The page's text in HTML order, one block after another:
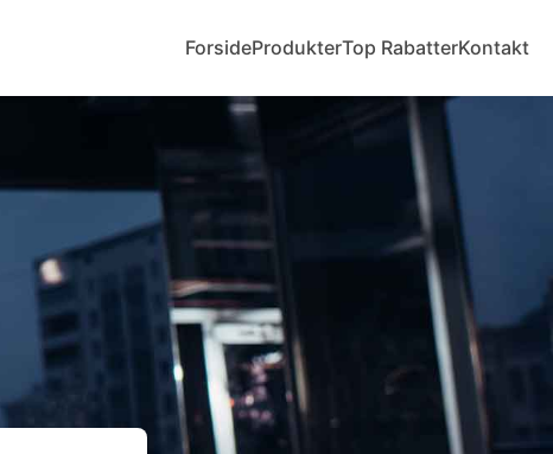
ForsideProdukterTop RabatterKontakt